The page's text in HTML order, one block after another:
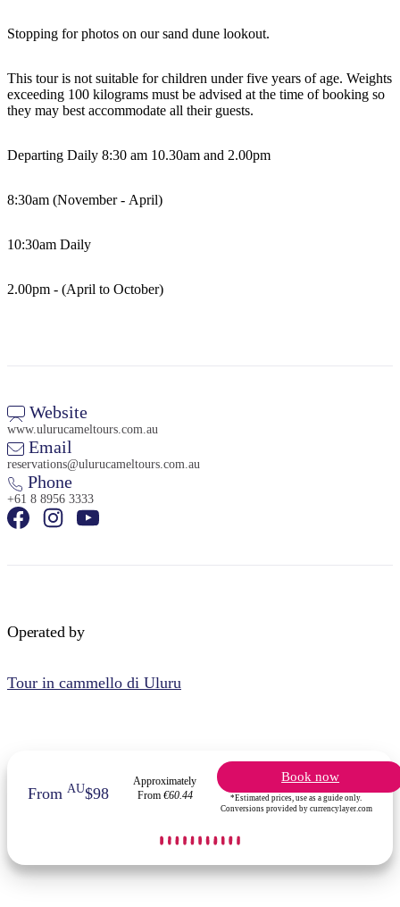
Cerca:
Sign
Stopping for photos on our sand dune lookout.
This tour is not suitable for children under five years of age. Weights
exceeding 100 kilograms must be advised at the time of booking so
they may best accommodate all their guests.
Departing Daily 8:30 am 10.30am and 2.00pm
8:30am (November - April)
10:30am Daily
2.00pm - (April to October)
Website
www.ulurucameltours.com.au
Email
reservations@ulurucameltours.com.au
Phone
+61 8 8956 3333
Operated by
Tour in cammello di Uluru
FromAU$98
Approximately
From €60.44
Book now
*Estimated prices, use as a guide only.
Conversions provided by currencylayer.com